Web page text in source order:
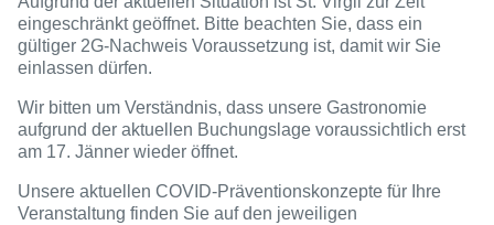
eingeschränkt geöffnet. Bitte beachten Sie, dass ein
gültiger 2G-Nachweis Voraussetzung ist, damit wir Sie
einlassen dürfen.
Wir bitten um Verständnis, dass unsere Gastronomie
aufgrund der aktuellen Buchungslage voraussichtlich erst
am 17. Jänner wieder öffnet.
Unsere aktuellen COVID-Präventionskonzepte für Ihre
Veranstaltung finden Sie auf den jeweiligen